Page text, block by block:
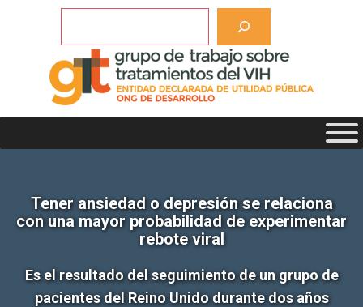
Tener ansiedad o depresión se relaciona
con una mayor probabilidad de experimentar
rebote viral
Es el resultado del seguimiento de un grupo de
pacientes del Reino Unido durante dos años